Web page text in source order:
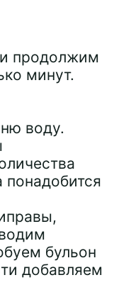
продолжим
минут.
воду.
понадобится
бульон
добавляем